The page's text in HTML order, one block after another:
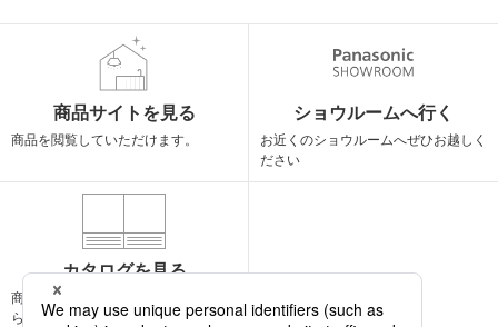
商品サイトを見る
商品を閲覧していただけます。
ショウルームへ行く
お近くのショウルームへぜひお越しく
ださい
カタログを見る
商品カタログの閲覧と
らから